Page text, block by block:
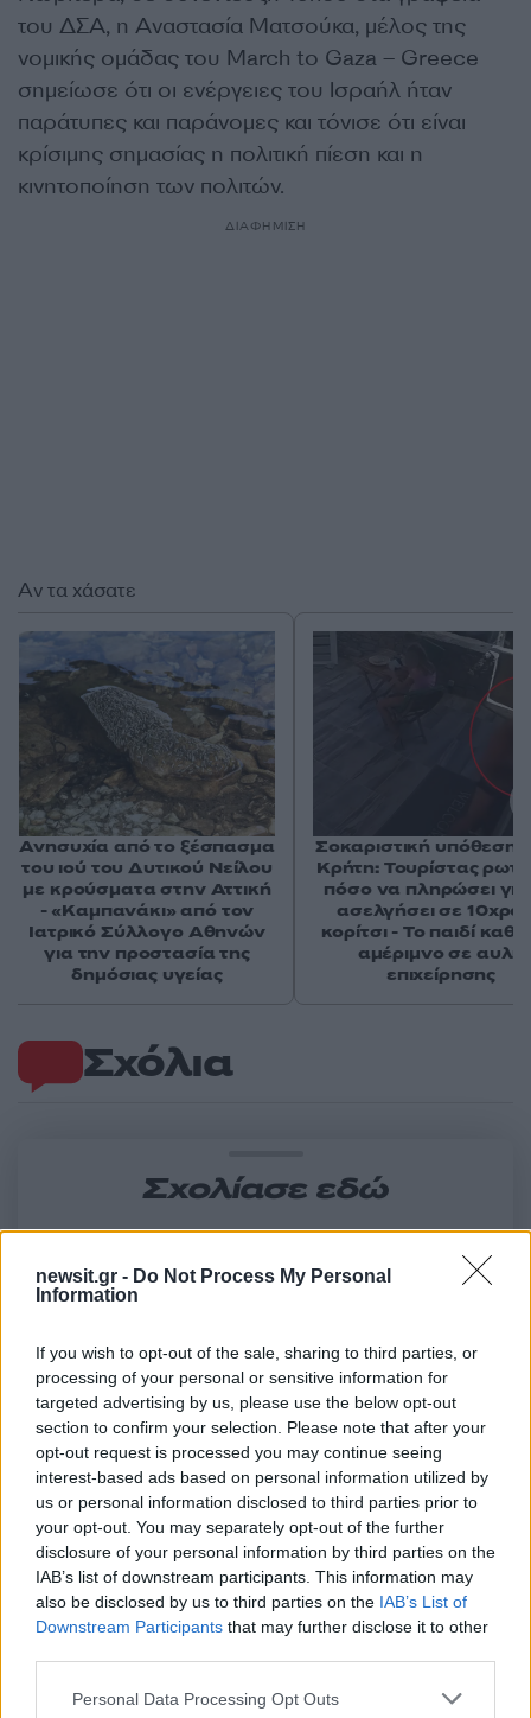
newsit.gr - Do Not Process My Personal
Information
If you wish to opt-out of the sale, sharing to third parties, or
processing of your personal or sensitive information for
targeted advertising by us, please use the below opt-out
section to confirm your selection. Please note that after your
opt-out request is processed you may continue seeing
interest-based ads based on personal information utilized by
us or personal information disclosed to third parties prior to
your opt-out. You may separately opt-out of the further
disclosure of your personal information by third parties on the
IAB’s list of downstream participants. This information may
also be disclosed by us to third parties on the IAB’s List of
Downstream Participants that may further disclose it to other
Please note that this website/app uses one or more Google
Personal Data Processing Opt Outs
του ΔΣΑ, η Αναστασία Ματσούκα, μέλος της
νομικής ομάδας του March to Gaza – Greece
σημείωσε ότι οι ενέργειες του Ισραήλ ήταν
παράτυπες και παράνομες και τόνισε ότι είναι
κρίσιμης σημασίας η πολιτική πίεση και η
κινητοποίηση των πολιτών.
ΔΙΑΦΗΜΙΣΗ
Σχόλια
Σχολίασε εδώ
50 /50
2000 /2000
Υποβολή σχολίου
Όροι Χρήσης. Το site προστατεύεται από reCAPTCHA, ισχύουν
Πολιτική Απορρήτου&Όροι Χρήσης της Google.
Ελλάδα
ΙΣΡΑΗΛ
ΚΗΦΙΣΟΣ
Share:
Ακολουθήστε το Νewsit.gr στοGoogle News
Αν τα χάσατε
Ανησυχία από το ξέσπασμα
του ιού του Δυτικού Νείλου
με κρούσματα στην Αττική
- «Καμπανάκι» από τον
Ιατρικό Σύλλογο Αθηνών
για την προστασία της
δημόσιας υγείας
Σοκαριστική υπόθεση
Κρήτη: Τουρίστας
πόσο να πληρώσει
ασελγήσει σε
κορίτσι - Το παιδί
αμέριμνο σε αυλή
επιχείρησης